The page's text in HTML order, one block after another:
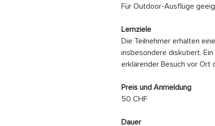
Für Outdoor-Ausflüge
Lernziele
Die Teilnehmer erhalten
insbesondere diskutiert.
erklärender Besuch vor Ort
Preis und Anmeldung
50 CHF
Dauer